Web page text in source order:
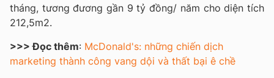
tháng, tương đương gần 9 tỷ đồng/ năm cho diện tích
212,5m2.
>>> Đọc thêm: McDonald's: những chiến dịch
marketing thành công vang dội và thất bại ê chề